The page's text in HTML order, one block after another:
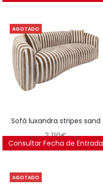
AGOTADO
sofá luxandra stripes sand
2.110€
Consultar Fecha de Entrada
AGOTADO